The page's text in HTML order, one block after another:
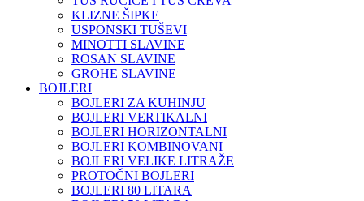
KLIZNE ŠIPKE
USPONSKI TUŠEVI
MINOTTI SLAVINE
ROSAN SLAVINE
GROHE SLAVINE
BOJLERI
BOJLERI ZA KUHINJU
BOJLERI VERTIKALNI
BOJLERI HORIZONTALNI
BOJLERI KOMBINOVANI
BOJLERI VELIKE LITRAŽE
PROTOČNI BOJLERI
BOJLERI 80 LITARA